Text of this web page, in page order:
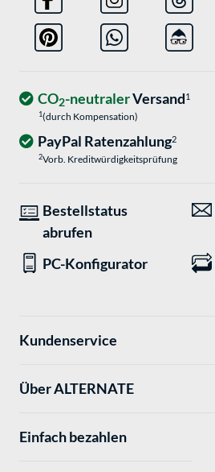
CO2-neutralerVersand1
1(durch Kompensation)
PayPal Ratenzahlung2
2Vorb. Kreditwürdigkeitsprüfung
Bestellstatus
abrufen
PC-Konfigurator
Kundenservice
Über ALTERNATE
Einfach bezahlen